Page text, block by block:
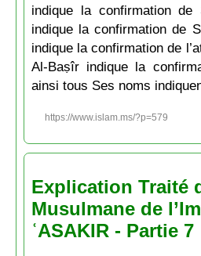
indique la confirmation de
indique la confirmation de
indique la confirmation de
Al-Baṣîr indique la
ainsi tous Ses noms
https://www.islam.ms/?p=579
Explication Traité
Musulmane de
ʿASAKIR - Partie 7